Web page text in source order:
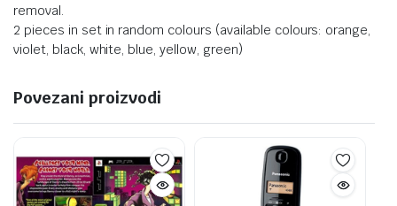
removal.
2 pieces in set in random colours (available colours: orange,
violet, black, white, blue, yellow, green)
Povezani proizvodi